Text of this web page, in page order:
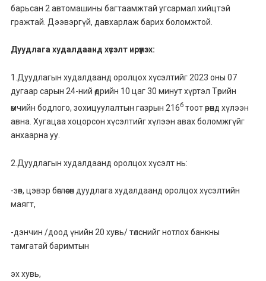
барьсан 2 автомашины багтаамжтай угсармал хийцтэй
гражтай. Дээвэргүй, давхарлаж барих боломжтой.
Дуудлага худалдаанд хүсэлт ирүүлэх:
1.Дуудлагын худалдаанд оролцох хүсэлтийг 2023 оны 07
дугаар сарын 24-ний өдрийн 10 цаг 30 минут хүртэл Төрийн
өмчийн бодлого, зохицуулалтын газрын 216бтоот өрөөнд хүлээн
авна. Хугацаа хоцорсон хүсэлтийг хүлээн авах боломжгүйг
анхаарна уу.
2.Дуудлагын худалдаанд оролцох хүсэлт нь:
-зөв, цэвэр бөглөсөн дуудлага худалдаанд оролцох хүсэлтийн
маягт,
-дэнчин /доод үнийн 20 хувь/ төлснийг нотлох банкны
тамгатай баримтын
эх хувь,